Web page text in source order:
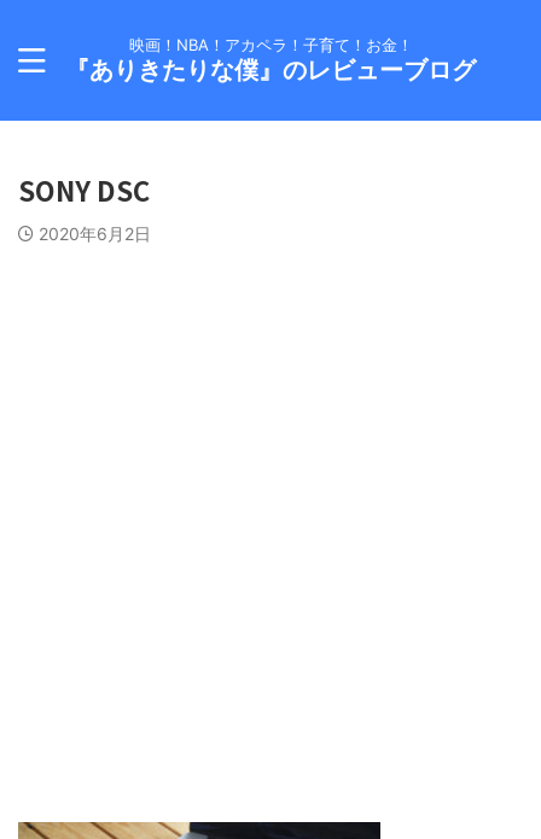
映画！NBA！アカペラ！子育て！お金！
『ありきたりな僕』のレビューブログ
SONY DSC
2020年6月2日